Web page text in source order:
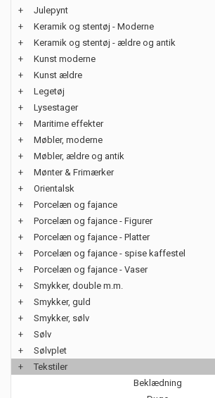
+
Julepynt
+
Keramik og stentøj - Moderne
+
Keramik og stentøj - ældre og antik
+
Kunst moderne
+
Kunst ældre
+
Legetøj
+
Lysestager
+
Maritime effekter
+
Møbler, moderne
+
Møbler, ældre og antik
+
Mønter & Frimærker
+
Orientalsk
+
Porcelæn og fajance
+
Porcelæn og fajance - Figurer
+
Porcelæn og fajance - Platter
+
Porcelæn og fajance - spise kaffestel
+
Porcelæn og fajance - Vaser
+
Smykker, double m.m.
+
Smykker, guld
+
Smykker, sølv
+
Sølv
+
Sølvplet
+
Tekstiler
Beklædning